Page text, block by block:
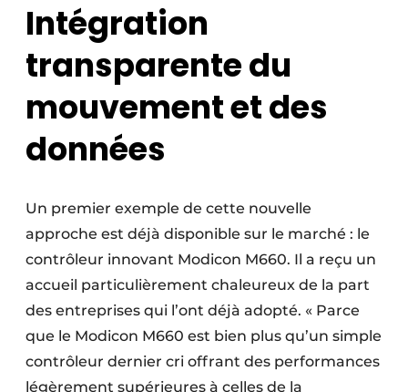
Intégration
transparente du
mouvement et des
données
Un premier exemple de cette nouvelle
approche est déjà disponible sur le marché : le
contrôleur innovant Modicon M660. Il a reçu un
accueil particulièrement chaleureux de la part
des entreprises qui l’ont déjà adopté. « Parce
que le Modicon M660 est bien plus qu’un simple
contrôleur dernier cri offrant des performances
légèrement supérieures à celles de la